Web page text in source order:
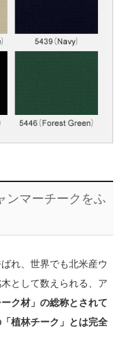
ンマーチークをふ
れ、世界でも北米産ウ
として数えられる、ア
ク材」の総称とされて
植林チーク」とは完全